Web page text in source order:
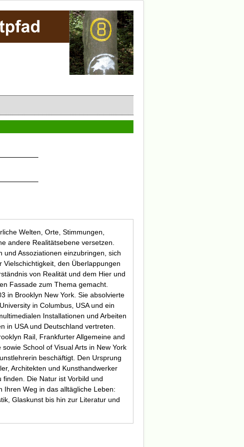
Welten, Orte, Stimmungen,
andere Realitätsebene versetzen.
Assoziationen einzubringen, sich
den Überlappungen
von Realität und dem Hier und
Fassade zum Thema gemacht.
in Brooklyn New York. Sie absolvierte
in Columbus, USA und ein
Installationen und Arbeiten
in USA und Deutschland vertreten.
Rail, Frankfurter Allgemeine and
School of Visual Arts in New York
beschäftigt. Den Ursprung
Architekten und Kunsthandwerker
Die Natur ist Vorbild und
Ihren Weg in das alltägliche Leben:
Glaskunst bis hin zur Literatur und